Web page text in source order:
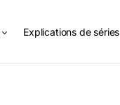
Explications de séries